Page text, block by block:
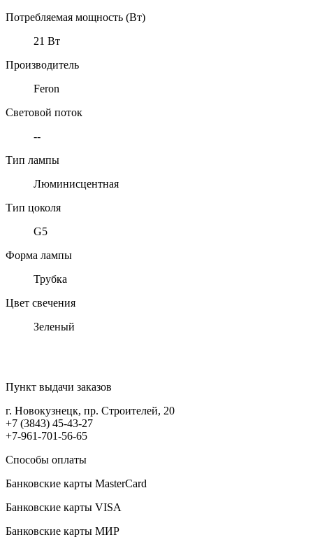
Потребляемая мощность (Вт)
21 Вт
Производитель
Feron
Световой поток
--
Тип лампы
Люминисцентная
Тип цоколя
G5
Форма лампы
Трубка
Цвет свечения
Зеленый
Пункт выдачи заказов
г. Новокузнецк, пр. Строителей, 20
+7 (3843) 45-43-27
+7-961-701-56-65
Способы оплаты
Банковские карты MasterCard
Банковские карты VISA
Банковские карты МИР